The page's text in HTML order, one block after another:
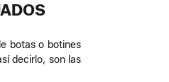
botas o botines
decirlo, son las